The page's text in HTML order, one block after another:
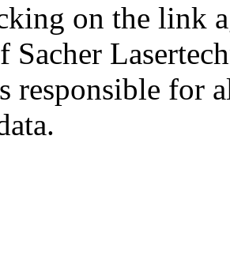
on the link
Sacher
responsible for